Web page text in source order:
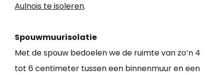
Aulnois te isoleren.
Spouwmuurisolatie
Met de spouw bedoelen we de ruimte van zo’n 4
tot 6 centimeter tussen een binnenmuur en een